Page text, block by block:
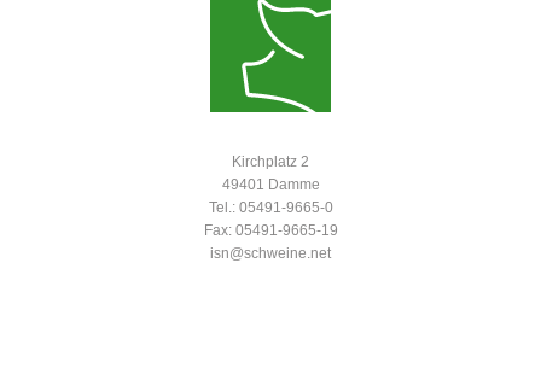
Kirchplatz 2
49401 Damme
Tel.: 05491-9665-0
Fax: 05491-9665-19
isn@schweine.net